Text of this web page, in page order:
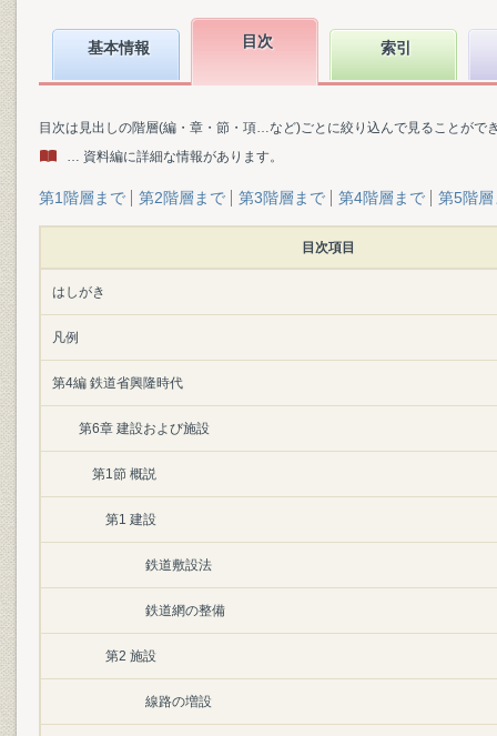
基本情報 目次 索引
目次は見出しの階層(編・章・節・項…など)ごとに絞り込んで見ることがで
… 資料編に詳細な情報があります。
第1階層まで 第2階層まで 第3階層まで 第4階層まで 第5階層
目次項目
はしがき
凡例
第4編 鉄道省興隆時代
第6章 建設および施設
第1節 概説
第1 建設
鉄道敷設法
鉄道網の整備
第2 施設
線路の増設